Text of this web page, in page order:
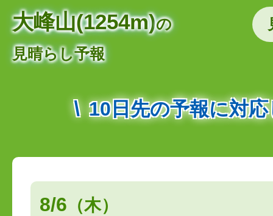
大峰山(1254m)の
見晴らし予報
10日先の予報に対
8/6 （木）